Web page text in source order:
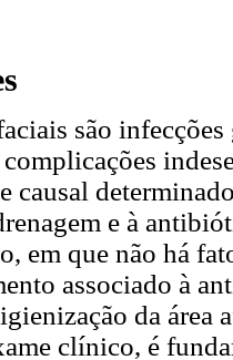
são infecções
causal
e à
em que não há
associado à
da área
clínico, é